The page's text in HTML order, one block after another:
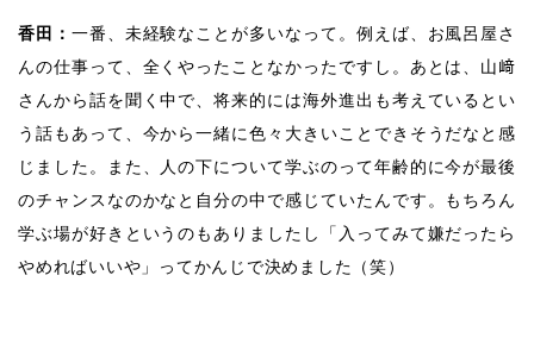
香田： 一番、未経験なことが多いなって。例えば、お風呂屋さ
んの仕事って、全くやったことなかったですし。あとは、山﨑
さんから話を聞く中で、将来的には海外進出も考えているとい
う話もあって、今から一緒に色々大きいことできそうだなと感
じました。また、人の下について学ぶのって年齢的に今が最後
のチャンスなのかなと自分の中で感じていたんです。もちろん
学ぶ場が好きというのもありましたし「入ってみて嫌だったら
やめればいいや」ってかんじで決めました（笑）